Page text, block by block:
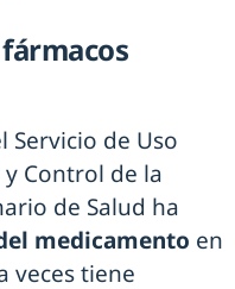
Servicio de Uso
Control de la
de Salud ha
medicamento en
veces tiene